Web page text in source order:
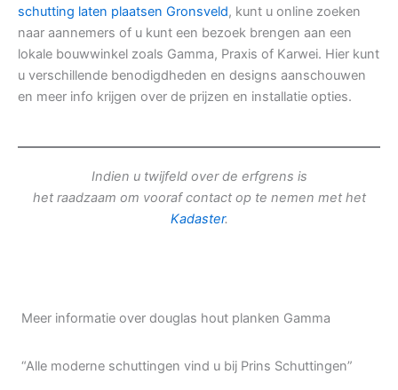
schutting laten plaatsen Gronsveld, kunt u online zoeken
naar aannemers of u kunt een bezoek brengen aan een
lokale bouwwinkel zoals Gamma, Praxis of Karwei. Hier kunt
u verschillende benodigdheden en designs aanschouwen
en meer info krijgen over de prijzen en installatie opties.
Indien u twijfeld over de erfgrens is
het raadzaam om vooraf contact op te nemen met het
Kadaster.
Meer informatie over douglas hout planken Gamma
“Alle moderne schuttingen vind u bij Prins Schuttingen”